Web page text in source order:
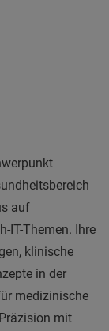
auf
IT-Themen. Ihre
klinische
in der
medizinische
mit